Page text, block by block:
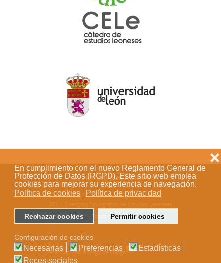
En cumplimiento con el nuevo Reglamento General de
Protección de Datos (RGPD). Este sitio web emplea
cookies para mejorar su experiencia de navegación.
Política de cookies
Política de privacidad
Rechazar cookies Permitir cookies
❌
Configuración de cookies
Necesarias Preferencias
Estadísticas
Redes sociales
Acceso de los editores
© 2018-2023 - Todos los derechos reservados
Desarrollo web a cargo de Stílogo